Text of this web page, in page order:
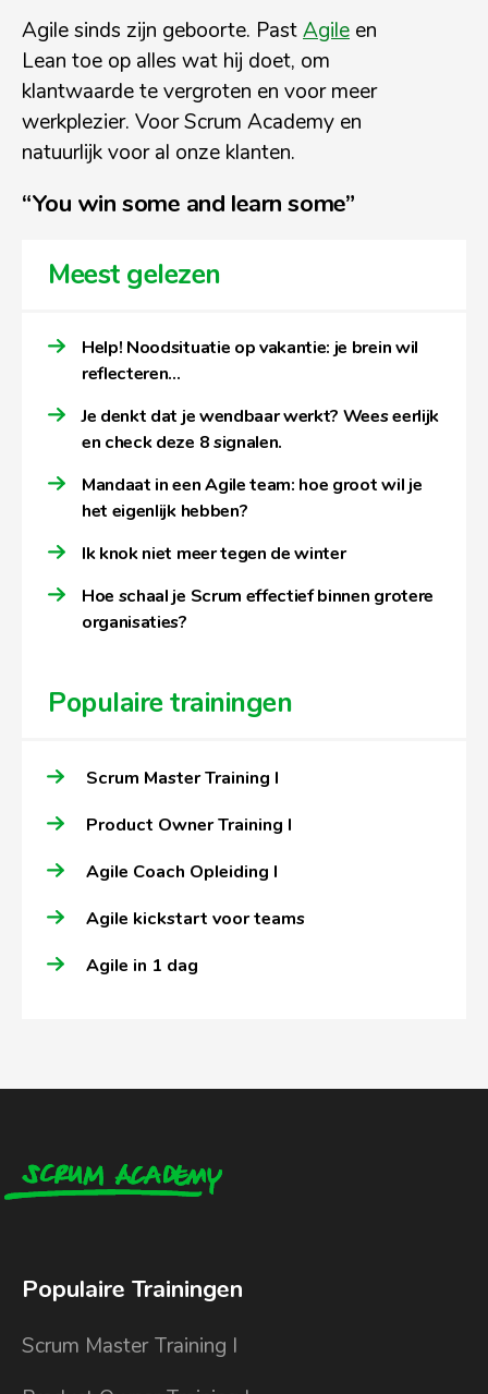
Agile sinds zijn geboorte. PastAgile en
Lean toe op alles wat hij doet, om
klantwaarde te vergroten en voor meer
werkplezier. Voor Scrum Academy en
natuurlijk voor al onze klanten.
“You win some and learn some”
Meest gelezen
Help! Noodsituatie op vakantie: je brein wil
reflecteren…
Je denkt dat je wendbaar werkt? Wees eerlijk
en check deze 8 signalen.
Mandaat in een Agile team: hoe groot wil je
het eigenlijk hebben?
Ik knok niet meer tegen de winter
Hoe schaal je Scrum effectief binnen grotere
organisaties?
Populaire trainingen
Scrum Master Training I
Product Owner Training I
Agile Coach Opleiding I
Agile kickstart voor teams
Agile in 1 dag
Populaire Trainingen
Scrum Master Training I